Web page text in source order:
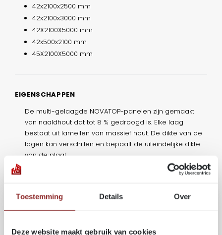
Toestemming Details Over
Deze website maakt gebruik van cookies
42x2100x2500 mm
42x2100x3000 mm
42X2100X5000 mm
42x500x2100 mm
45X2100X5000 mm
EIGENSCHAPPEN
De multi-gelaagde NOVATOP-panelen zijn gemaakt
van naaldhout dat tot 8 % gedroogd is. Elke laag
bestaat uit lamellen van massief hout. De dikte van de
lagen kan verschillen en bepaalt de uiteindelijke dikte
van de plaat.
NOVATOP-constructieplaten bieden tal van voordelen:
Hoge buigsterkte
Eenvoudig in gebruik en montage